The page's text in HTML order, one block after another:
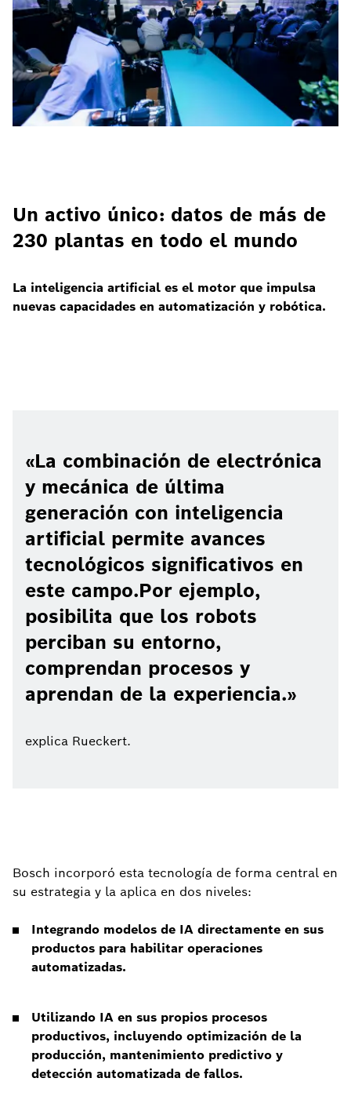
Un activo único: datos de más de
230 plantas en todo el mundo
La inteligencia artificial es el motor que impulsa
nuevas capacidades en automatización y robótica.
La combinación de electrónica
y mecánica de última
generación con inteligencia
artificial permite avances
tecnológicos significativos en
este campo.Por ejemplo,
posibilita que los robots
perciban su entorno,
comprendan procesos y
aprendan de la experiencia.
explica Rueckert.
Bosch incorporó esta tecnología de forma central en
su estrategia y la aplica en dos niveles:
Integrando modelos de IA directamente en sus
productos para habilitar operaciones
automatizadas.
Utilizando IA en sus propios procesos
productivos, incluyendo optimización de la
producción, mantenimiento predictivo y
detección automatizada de fallos.